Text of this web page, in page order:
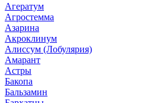
Агератум
Агростемма
Азарина
Акроклинум
Алиссум (Лобулярия)
Амарант
Астры
Бакопа
Бальзамин